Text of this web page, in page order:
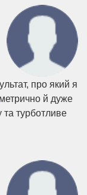
про який я
й дуже
та турботливе